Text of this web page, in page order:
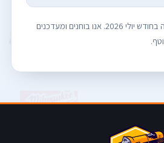
הצהרה זו עודכנה לאחרונה בחודש יולי 2026. אנו בוחנים ומעדכנים